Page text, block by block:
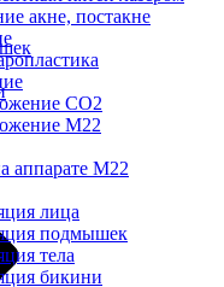
акне, постакне
CO2
M22
аппарате М22
лица
подмышек
тела
бикини